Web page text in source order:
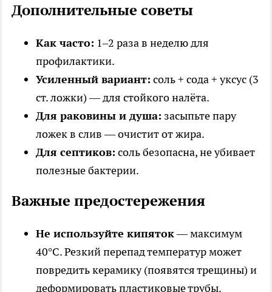
Дополнительные советы
Как часто: 1–2 раза в неделю для
профилактики.
Усиленный вариант: соль + сода + уксус (3
ст. ложки) — для стойкого налёта.
Для раковины и душа: засыпьте пару
ложек в слив — очистит от жира.
Для септиков: соль безопасна, не убивает
полезные бактерии.
Важные предостережения
Не используйте кипяток— максимум
40°C. Резкий перепад температур может
повредить керамику (появятся трещины) и
деформировать пластиковые трубы.